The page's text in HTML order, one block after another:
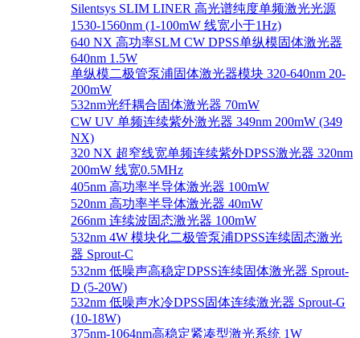
Silentsys SLIM LINER 高光谱纯度单频激光光源
1530-1560nm (1-100mW 线宽小于1Hz)
640 NX 高功率SLM CW DPSS单纵模固体激光器
640nm 1.5W
单纵模二极管泵浦固体激光器模块 320-640nm 20-
200mW
532nm光纤耦合固体激光器 70mW
CW UV 单频连续紫外激光器 349nm 200mW (349
NX)
320 NX 超窄线宽单频连续紫外DPSS激光器 320nm
200mW 线宽0.5MHz
405nm 高功率半导体激光器 100mW
520nm 高功率半导体激光器 40mW
266nm 连续波固态激光器 100mW
532nm 4W 模块化二极管泵浦DPSS连续固态激光
器 Sprout-C
532nm 低噪声高稳定DPSS连续固体激光器 Sprout-
D (5-20W)
532nm 低噪声水冷DPSS固体连续激光器 Sprout-G
(10-18W)
375nm-1064nm高稳定紧凑型激光系统 1W